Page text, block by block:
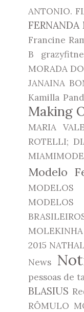
ANTONIO.
Francine
B
MORADA
JANAINA
Kamilla
Making
MARIA
ROTELLI;
Modelo
MODELOS
MODELOS
MOLEKINHA
2015
News
pessoas de
BLASIUS
RÔMULO